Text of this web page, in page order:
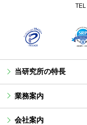
TEL
当研究所の特長
業務案内
会社案内